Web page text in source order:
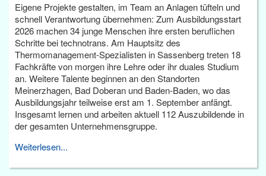
Eigene Projekte gestalten, im Team an Anlagen tüfteln und
schnell Verantwortung übernehmen: Zum Ausbildungsstart
2026 machen 34 junge Menschen ihre ersten beruflichen
Schritte bei technotrans. Am Hauptsitz des
Thermomanagement-Spezialisten in Sassenberg treten 18
Fachkräfte von morgen ihre Lehre oder ihr duales Studium
an. Weitere Talente beginnen an den Standorten
Meinerzhagen, Bad Doberan und Baden-Baden, wo das
Ausbildungsjahr teilweise erst am 1. September anfängt.
Insgesamt lernen und arbeiten aktuell 112 Auszubildende in
der gesamten Unternehmensgruppe.
Weiterlesen...